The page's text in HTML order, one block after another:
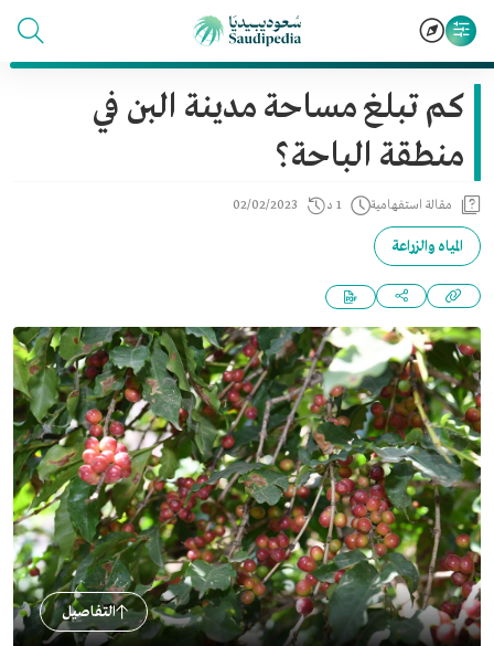
كم تبلغ مساحة مدينة البن في
منطقة الباحة؟
مقالة استفهامية 1 د 02/02/2023
المياه والزراعة
التفاصيل